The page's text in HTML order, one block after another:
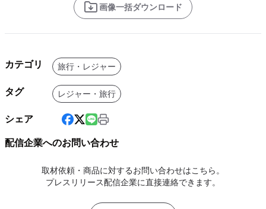
画像一括ダウンロード
カテゴリ 旅行・レジャー
タグ レジャー・旅行
シェア
配信企業へのお問い合わせ
取材依頼・商品に対するお問い合わせはこちら。
プレスリリース配信企業に直接連絡できます。